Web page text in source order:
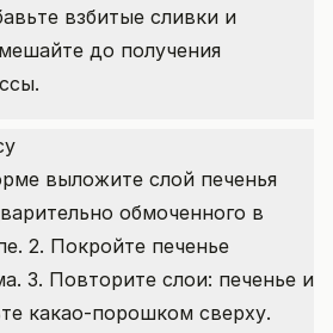
взбитые сливки и
до получения
выложите слой печенья
обмоченного в
2. Покройте печенье
3. Повторите слои: печенье и
какао-порошком сверху.